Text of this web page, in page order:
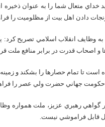
متعال شما را به عنوان ذخيره
دادن اهل بيت از مظلوميت را
به وظايف انقلاب اسلامي تصريح
اصحاب قدرت در برابر منافع ملت
است تا تمام حصارها را بشکند و
جهاني حضرت ولي عصر را
گواهي رهبري عزيز، ملت همواره
قابل فراموشي نيست.